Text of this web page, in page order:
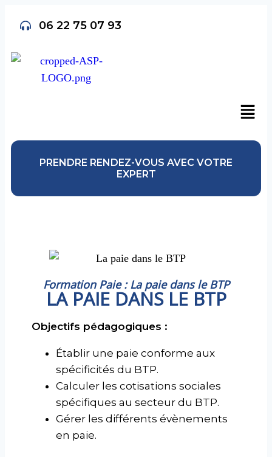
06 22 75 07 93
PRENDRE RENDEZ-VOUS AVEC VOTRE
EXPERT
Formation Paie : La paie dans le BTP
LA PAIE DANS LE BTP
Objectifs pédagogiques :
Établir une paie conforme aux
spécificités du BTP.
Calculer les cotisations sociales
spécifiques au secteur du BTP.
Gérer les différents évènements
en paie.